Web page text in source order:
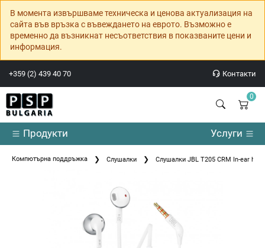
В момента извършваме техническа и ценова актуализация на
сайта във връзка с въвеждането на еврото. Възможно е
временно да възникнат несъответствия в показваните цени и
информация.
+359 (2) 439 40 70 Контакти
0
Продукти Услуги
Компютърна поддръжка Слушалки Слушалки JBL T205 CRM In-ear